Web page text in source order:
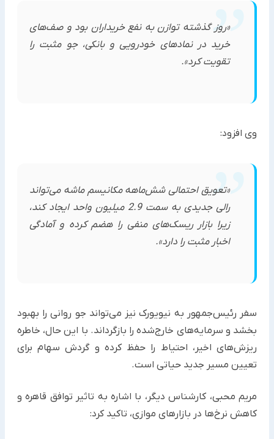
«روز گذشته توازن به نفع خریداران بود و صف‌های
خرید در نمادهای خودرویی و بانکی، جو مثبت را
تقویت کرد».
وی افزود:
«تعویق احتمالی شش‌ماهه مکانیسم ماشه می‌تواند
رالی جدیدی به سمت 2.9 میلیون واحد ایجاد کند،
زیرا بازار ریسک‌های منفی را هضم کرده و آمادگی
اخبار مثبت را دارد».
سفر رئیس‌جمهور به نیویورک نیز می‌تواند جو روانی را بهبود
بخشد و سرمایه‌های خارج‌شده را بازگرداند. با این حال، خاطره
ریزش‌های اخیر، احتیاط را حفظ کرده و گردش سهام برای
تعیین مسیر جدید حیاتی است.
مریم محبی، کارشناس دیگر، با اشاره به تاثیر توافق قاهره و
کاهش نرخ‌ها در بازارهای موازی، تاکید کرد: